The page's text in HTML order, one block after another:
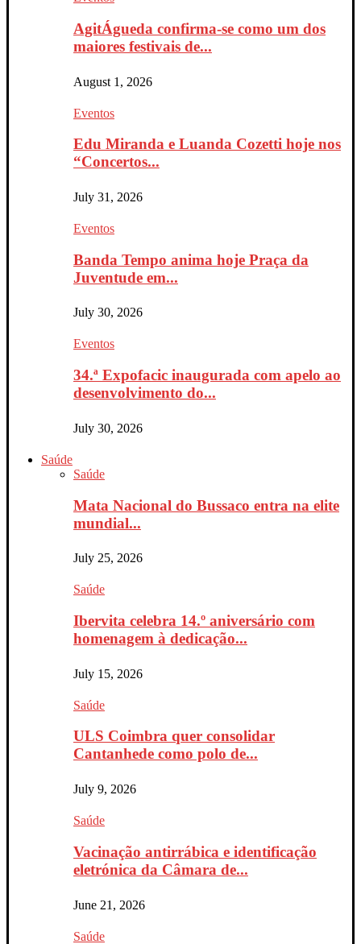
AgitÁgueda confirma-se como um dos
maiores festivais de...
August 1, 2026
Eventos
Edu Miranda e Luanda Cozetti hoje nos
“Concertos...
July 31, 2026
Eventos
Banda Tempo anima hoje Praça da
Juventude em...
July 30, 2026
Eventos
34.ª Expofacic inaugurada com apelo ao
desenvolvimento do...
July 30, 2026
Saúde
Saúde
Mata Nacional do Bussaco entra na elite
mundial...
July 25, 2026
Saúde
Ibervita celebra 14.º aniversário com
homenagem à dedicação...
July 15, 2026
Saúde
ULS Coimbra quer consolidar
Cantanhede como polo de...
July 9, 2026
Saúde
Vacinação antirrábica e identificação
eletrónica da Câmara de...
June 21, 2026
Saúde